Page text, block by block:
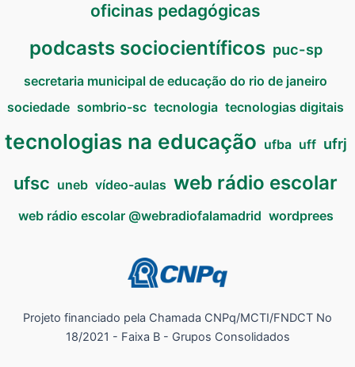
oficinas pedagógicas
podcasts sociocientíficos puc-sp
secretaria municipal de educação do rio de janeiro
sociedade sombrio-sc tecnologia tecnologias digitais
tecnologias na educação ufba uff ufrj
ufsc uneb vídeo-aulas web rádio escolar
web rádio escolar @webradiofalamadrid wordprees
Projeto financiado pela Chamada CNPq/MCTI/FNDCT No
18/2021 - Faixa B - Grupos Consolidados